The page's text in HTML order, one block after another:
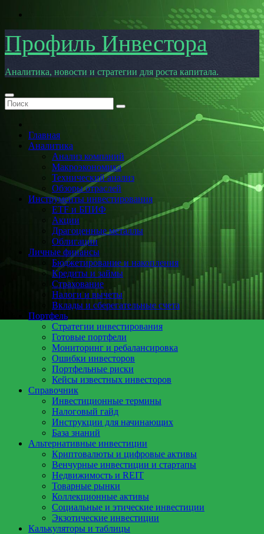
Перейти
содержимому
Профиль Инвестора
Аналитика, новости и стратегии для роста капитала.
Главная
Аналитика
Анализ компаний
Макроэкономика
Технический анализ
Обзоры отраслей
Инструменты инвестирования
ETF и БПИФ
Акции
Драгоценные металлы
Облигации
Личные финансы
Бюджетирование и накопления
Кредиты и займы
Страхование
Налоги и вычеты
Вклады и сберегательные счета
Портфель
Стратегии инвестирования
Готовые портфели
Мониторинг и ребалансировка
Ошибки инвесторов
Портфельные риски
Кейсы известных инвесторов
Справочник
Инвестиционные термины
Налоговый гайд
Инструкции для начинающих
База знаний
Альтернативные инвестиции
Криптовалюты и цифровые активы
Венчурные инвестиции и стартапы
Недвижимость и REIT
Товарные рынки
Коллекционные активы
Социальные и этические инвестиции
Экзотические инвестиции
Калькуляторы и таблицы